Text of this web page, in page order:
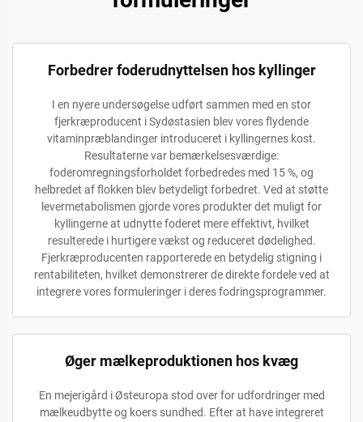
Forbedrer foderudnyttelsen hos kyllinger
I en nyere undersøgelse udført sammen med en stor
fjerkræproducent i Sydøstasien blev vores flydende
vitaminpræblandinger introduceret i kyllingernes kost.
Resultaterne var bemærkelsesværdige:
foderomregningsforholdet forbedredes med 15 %, og
helbredet af flokken blev betydeligt forbedret. Ved at støtte
levermetabolismen gjorde vores produkter det muligt for
kyllingerne at udnytte foderet mere effektivt, hvilket
resulterede i hurtigere vækst og reduceret dødelighed.
Fjerkræproducenten rapporterede en betydelig stigning i
rentabiliteten, hvilket demonstrerer de direkte fordele ved at
integrere vores formuleringer i deres fodringsprogrammer.
Øger mælkeproduktionen hos kvæg
En mejerigård i Østeuropa stod over for udfordringer med
mælkeudbytte og koers sundhed. Efter at have integreret